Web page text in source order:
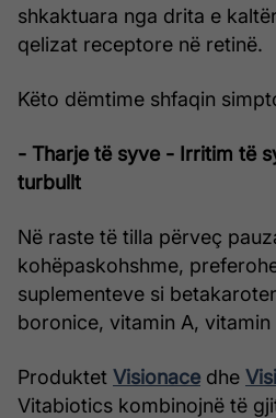
shkaktuara nga drita e
qelizat receptore në retinë.
Këto dëmtime shfaqin
- Tharje të syve - Irritim të
turbullt
Në raste të tilla përveç
kohëpaskohshme,
suplementeve si
boronice, vitamin A,
Produktet Visionace dhe
Vitabiotics kombinojnë të